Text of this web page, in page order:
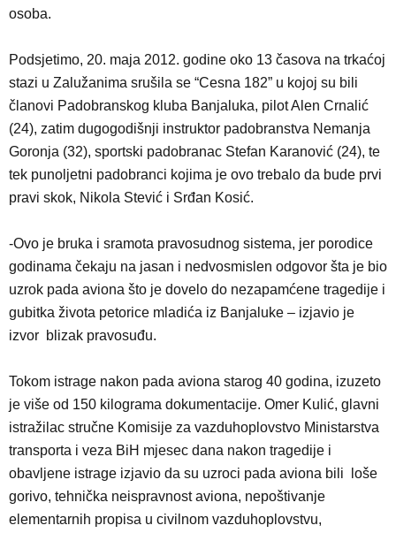
osoba.
Podsjetimo, 20. maja 2012. godine oko 13 časova na trkaćoj
stazi u Zalužanima srušila se “Cesna 182” u kojoj su bili
članovi Padobranskog kluba Banjaluka, pilot Alen Crnalić
(24), zatim dugogodišnji instruktor padobranstva Nemanja
Goronja (32), sportski padobranac Stefan Karanović (24), te
tek punoljetni padobranci kojima je ovo trebalo da bude prvi
pravi skok, Nikola Stević i Srđan Kosić.
-Ovo je bruka i sramota pravosudnog sistema, jer porodice
godinama čekaju na jasan i nedvosmislen odgovor šta je bio
uzrok pada aviona što je dovelo do nezapamćene tragedije i
gubitka života petorice mladića iz Banjaluke – izjavio je
izvor blizak pravosuđu.
Tokom istrage nakon pada aviona starog 40 godina, izuzeto
je više od 150 kilograma dokumentacije. Omer Kulić, glavni
istražilac stručne Komisije za vazduhoplovstvo Ministarstva
transporta i veza BiH mjesec dana nakon tragedije i
obavljene istrage izjavio da su uzroci pada aviona bili loše
gorivo, tehnička neispravnost aviona, nepoštivanje
elementarnih propisa u civilnom vazduhoplovstvu,